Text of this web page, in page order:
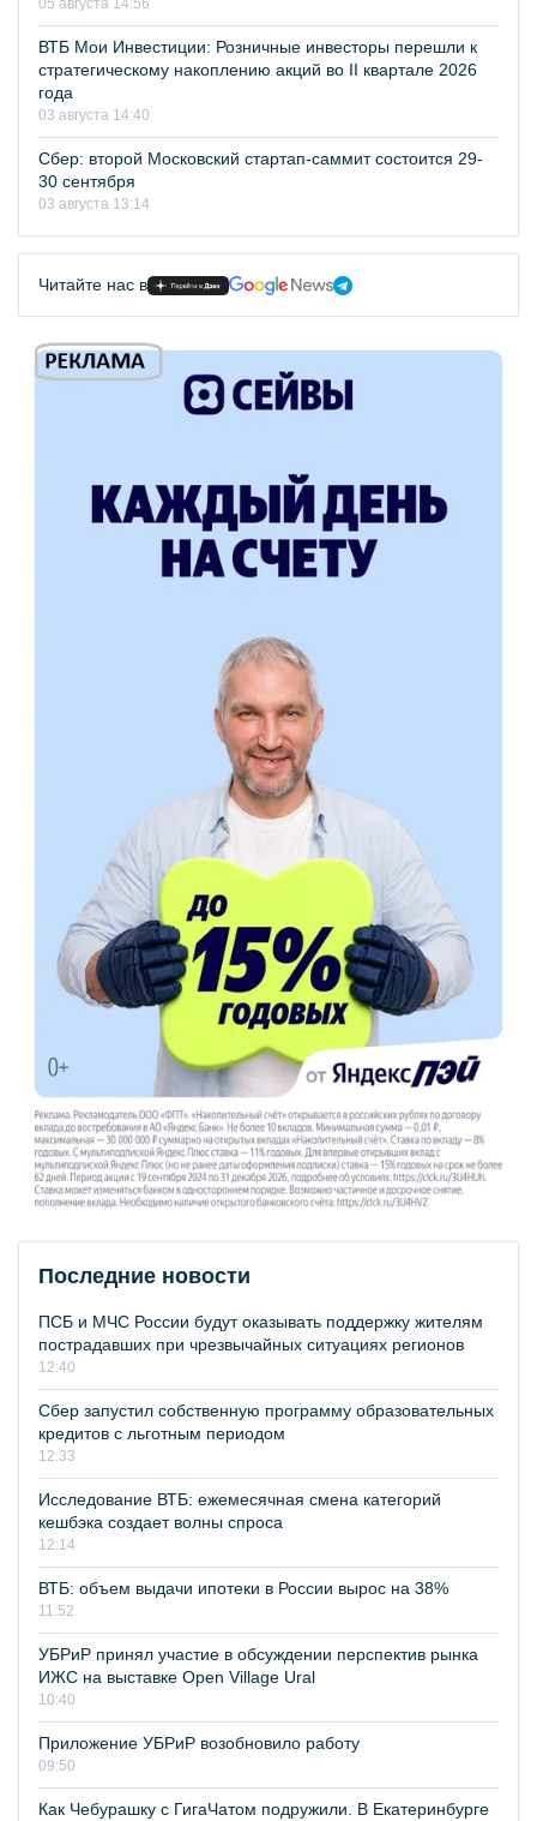
05 августа 14:56
ВТБ Мои Инвестиции: Розничные инвесторы перешли к
стратегическому накоплению акций во II квартале 2026
года
03 августа 14:40
Сбер: второй Московский стартап-саммит состоится 29-
30 сентября
03 августа 13:14
Читайте нас в
Последние новости
ПСБ и МЧС России будут оказывать поддержку жителям
пострадавших при чрезвычайных ситуациях регионов
12:40
Сбер запустил собственную программу образовательных
кредитов с льготным периодом
12:33
Исследование ВТБ: ежемесячная смена категорий
кешбэка создает волны спроса
12:14
ВТБ: объем выдачи ипотеки в России вырос на 38%
11:52
УБРиР принял участие в обсуждении перспектив рынка
ИЖС на выставке Open Village Ural
10:40
Приложение УБРиР возобновило работу
09:50
Как Чебурашку с ГигаЧатом подружили. В Екатеринбурге